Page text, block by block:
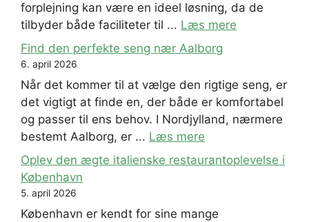
forplejning kan være en ideel løsning, da de
tilbyder både faciliteter til ... Læs mere
Find den perfekte seng nær Aalborg
6. april 2026
Når det kommer til at vælge den rigtige seng, er
det vigtigt at finde en, der både er komfortabel
og passer til ens behov. I Nordjylland, nærmere
bestemt Aalborg, er ... Læs mere
Oplev den ægte italienske restaurantoplevelse i
København
5. april 2026
København er kendt for sine mange